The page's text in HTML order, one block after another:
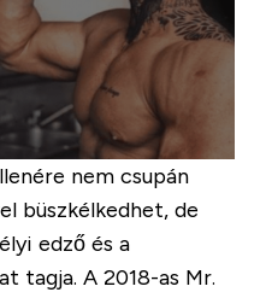
nem csupán
büszkélkedhet, de
edző és a
tagja. A 2018-as Mr.